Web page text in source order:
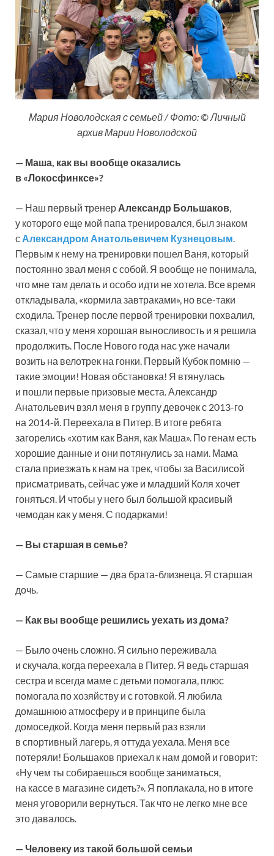
Мария Новолодская с семьей / Фото: © Личный
архив Марии Новолодской
— Маша, как вы вообще оказались
в «Локосфинксе»?
— Наш первый тренер Александр Большаков,
у которого еще мой папа тренировался, был знаком
с Александром Анатольевичем Кузнецовым.
Первым к нему на тренировки пошел Ваня, который
постоянно звал меня с собой. Я вообще не понимала,
что мне там делать и особо идти не хотела. Все время
откладывала, «кормила завтраками», но все-таки
сходила. Тренер после первой тренировки похвалил,
сказал, что у меня хорошая выносливость и я решила
продолжить. После Нового года нас уже начали
возить на велотрек на гонки. Первый Кубок помню —
такие эмоции! Новая обстановка! Я втянулась
и пошли первые призовые места. Александр
Анатольевич взял меня в группу девочек с 2013-го
на 2014-й. Переехала в Питер. В итоге ребята
загорелись «хотим как Ваня, как Маша». По генам есть
хорошие данные и они потянулись за нами. Мама
стала приезжать к нам на трек, чтобы за Василисой
присматривать, сейчас уже и младший Коля хочет
гоняться. И чтобы у него был большой красивый
чемодан как у меня. С подарками!
— Вы старшая в семье?
— Самые старшие — два брата-близнеца. Я старшая
дочь.
— Как вы вообще решились уехать из дома?
— Было очень сложно. Я сильно переживала
и скучала, когда переехала в Питер. Я ведь старшая
сестра и всегда маме с детьми помогала, плюс
помогала по хозяйству и с готовкой. Я любила
домашнюю атмосферу и в принципе была
домоседкой. Когда меня первый раз взяли
в спортивный лагерь, я оттуда уехала. Меня все
потеряли! Большаков приехал к нам домой и говорит:
«Ну чем ты собираешься вообще заниматься,
на кассе в магазине сидеть?». Я поплакала, но в итоге
меня уговорили вернуться. Так что не легко мне все
это давалось.
— Человеку из такой большой семьи